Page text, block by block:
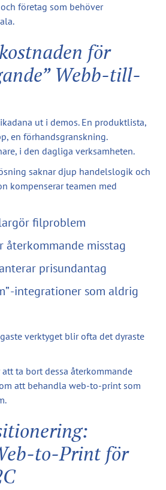
företag som behöver
för
Webb-till-
ut i demos. En produktlista,
en förhandsgranskning.
i den dagliga verksamheten.
saknar djup handelslogik och
kompenserar teamen med
filproblem
återkommande misstag
prisundantag
-integrationer som aldrig
verktyget blir ofta det dyraste
ta bort dessa återkommande
att behandla web-to-print som
to-Print för